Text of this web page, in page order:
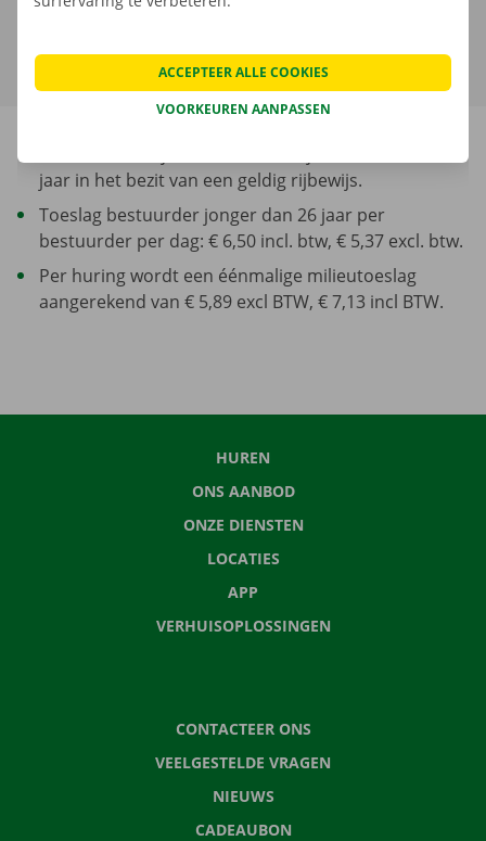
jaar in het bezit van een geldig rijbewijs.
Toeslag bestuurder jonger dan 26 jaar per
bestuurder per dag: € 6,50 incl. btw, € 5,37 excl. btw.
Per huring wordt een éénmalige milieutoeslag
aangerekend van € 5,89 excl BTW, € 7,13 incl BTW.
HUREN
ONS AANBOD
ONZE DIENSTEN
LOCATIES
APP
VERHUISOPLOSSINGEN
CONTACTEER ONS
VEELGESTELDE VRAGEN
NIEUWS
CADEAUBON
VOORKEUREN AANPASSEN
ACCEPTEER ALLE COOKIES